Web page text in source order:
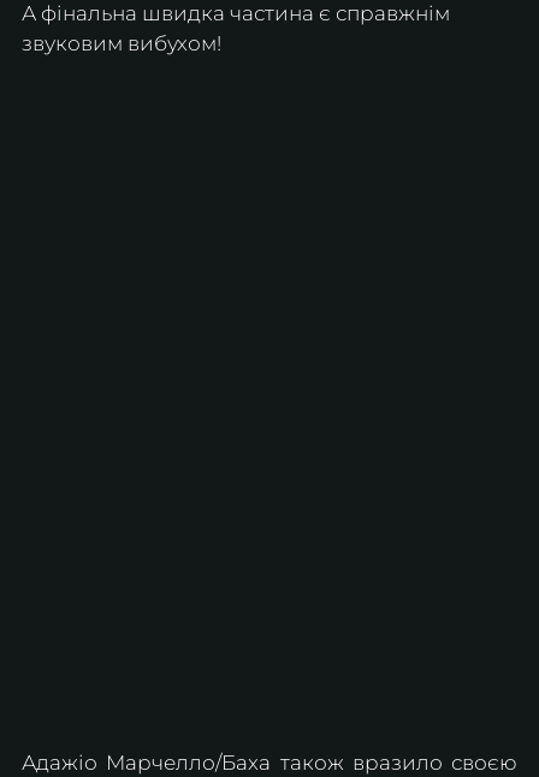
А фінальна швидка частина є справжнім
звуковим вибухом!
Адажіо Марчелло/Баха також вразило своєю